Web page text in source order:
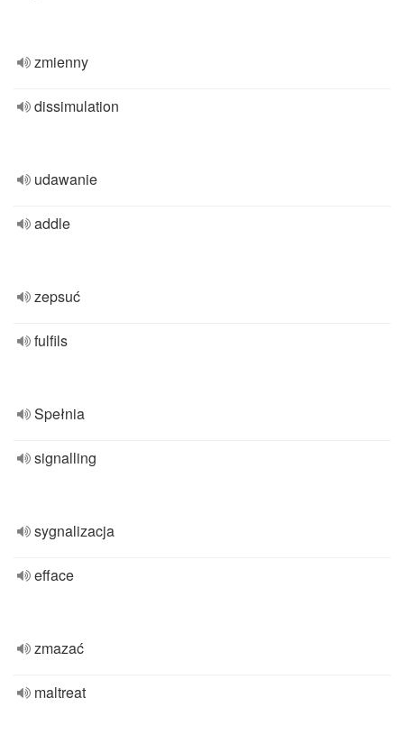
zmienny
dissimulation
udawanie
addle
zepsuć
fulfils
Spełnia
signalling
sygnalizacja
efface
zmazać
maltreat